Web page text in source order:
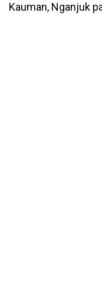
Kauman, Nganjuk